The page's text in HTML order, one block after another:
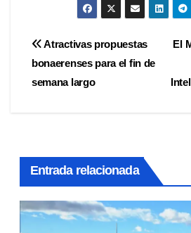
Navegación
de
El
Atractivas propuestas
bonaerenses para el fin de
semana largo
Entrada relacionada